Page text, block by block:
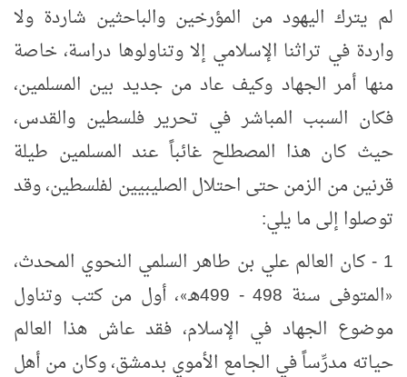
لم يترك اليهود من المؤرخين والباحثين شاردة ولا
واردة في تراثنا الإسلامي إلا وتناولوها دراسة، خاصة
منها أمر الجهاد وكيف عاد من جديد بين المسلمين،
فكان السبب المباشر في تحرير فلسطين والقدس،
حيث كان هذا المصطلح غائباً عند المسلمين طيلة
قرنين من الزمن حتى احتلال الصليبيين لفلسطين، وقد
توصلوا إلى ما يلي:
1 - كان العالم علي بن طاهر السلمي النحوي المحدث،
«المتوفى سنة 498 - 499هـ »، أول من كتب وتناول
موضوع الجهاد في الإسلام، فقد عاش هذا العالم
حياته مدرِّساً في الجامع الأموي بدمشق، وكان من أهل